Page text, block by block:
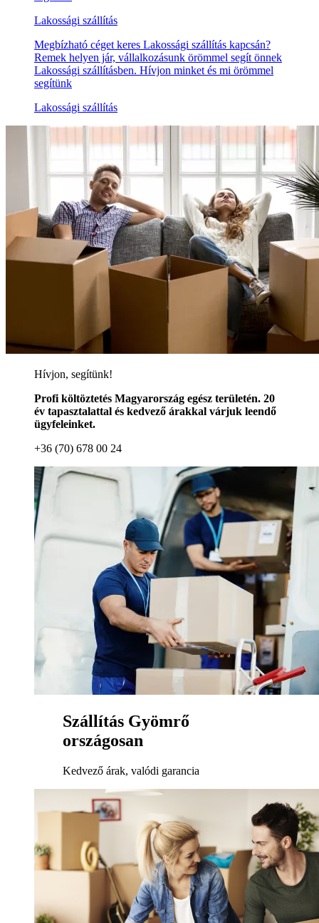
Lakossági szállítás
Megbízható céget keres Lakossági szállítás kapcsán?
Remek helyen jár, vállalkozásunk örömmel segít önnek
Lakossági szállításben. Hívjon minket és mi örömmel
segítünk
Lakossági szállítás
Hívjon, segítünk!
Profi költöztetés Magyarország egész területén. 20
év tapasztalattal és kedvező árakkal várjuk leendő
ügyfeleinket.
+36 (70) 678 00 24
Szállítás Gyömrő
országosan
Kedvező árak, valódi garancia